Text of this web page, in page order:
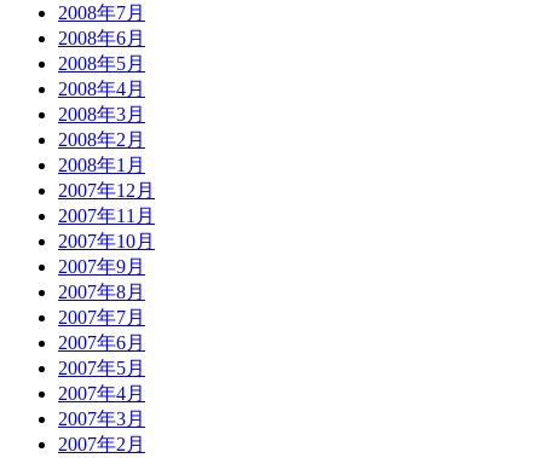
2008年7月
2008年6月
2008年5月
2008年4月
2008年3月
2008年2月
2008年1月
2007年12月
2007年11月
2007年10月
2007年9月
2007年8月
2007年7月
2007年6月
2007年5月
2007年4月
2007年3月
2007年2月